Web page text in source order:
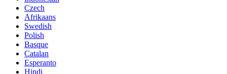
Czech
Afrikaans
Swedish
Polish
Basque
Catalan
Esperanto
Hindi